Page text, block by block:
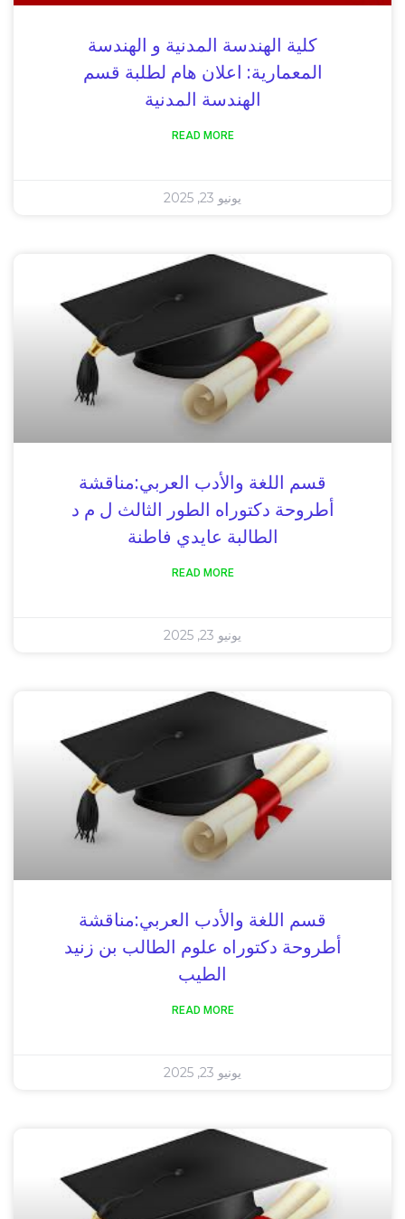
كلية الهندسة المدنية و الهندسة
المعمارية: اعلان هام لطلبة قسم
الهندسة المدنية
READ MORE
يونيو 23, 2025
قسم اللغة والأدب العربي:مناقشة
أطروحة دكتوراه الطور الثالث ل م د
الطالبة عايدي فاطنة
READ MORE
يونيو 23, 2025
قسم اللغة والأدب العربي:مناقشة
أطروحة دكتوراه علوم الطالب بن زنيد
الطيب
READ MORE
يونيو 23, 2025